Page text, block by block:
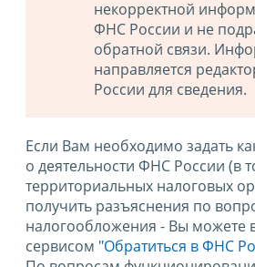
некорректной
ФНС России и не
обратной связи.
направляется
России для сведения.
Если Вам необходимо задать
о деятельности ФНС России (в
территориальных налоговых
получить разъяснения по
налогообложения - Вы можете
сервисом "Обратиться в ФНС